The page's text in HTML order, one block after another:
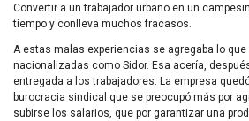
Convertir a un trabajador urbano en un
tiempo y conlleva muchos fracasos.
A estas malas experiencias se agregaba lo
nacionalizadas como Sidor. Esa acería,
entregada a los trabajadores. La empresa
burocracia sindical que se preocupó más por
subirse los salarios, que por garantizar una